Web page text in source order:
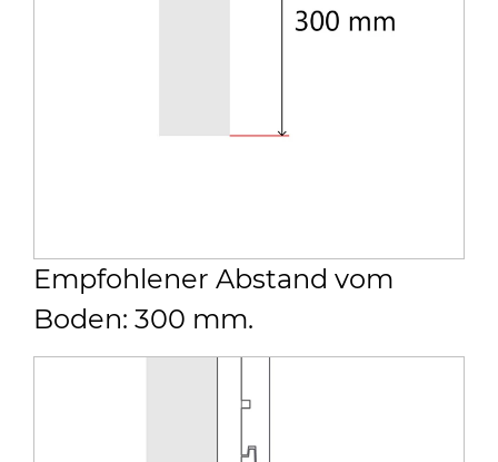
Empfohlener Abstand vom
Boden: 300 mm.